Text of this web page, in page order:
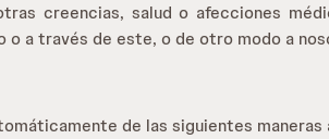
creencias, salud o afecciones
a través de este, o de otro modo a
de las siguientes maneras